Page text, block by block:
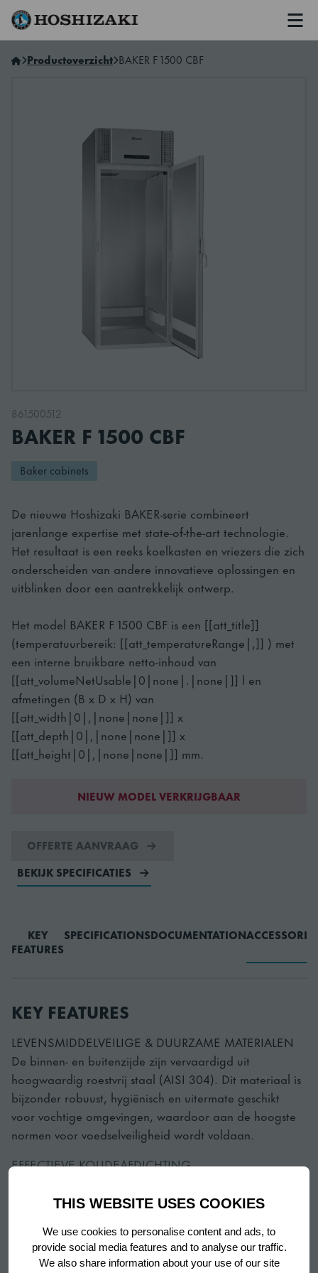
THIS WEBSITE USES COOKIES
We use cookies to personalise content and ads, to
provide social media features and to analyse our traffic.
We also share information about your use of our site
Hoshizaki Netherlands
Productoverzicht BAKER F 1500 CBF
861500512
BAKER F 1500 CBF
Baker cabinets
De nieuwe Hoshizaki BAKER-serie combineert
jarenlange expertise met state-of-the-art technologie.
Het resultaat is een reeks koelkasten en vriezers die zich
onderscheiden van andere innovatieve oplossingen en
uitblinken door een aantrekkelijk ontwerp.
Het model BAKER F 1500 CBF is een [[att_title]]
(temperatuurbereik: [[att_temperatureRange|,]] ) met
een interne bruikbare netto-inhoud van
[[att_volumeNetUsable|0|none|.|none|]] l en
afmetingen (B x D x H) van
[[att_width|0|,|none|none|]] x
[[att_depth|0|,|none|none|]] x
[[att_height|0|,|none|none|]] mm.
NIEUW MODEL VERKRIJGBAAR
OFFERTE AANVRAAG
BEKIJK SPECIFICATIES
KEY
FEATURES
SPECIFICATIONSDOCUMENTATION
KEY FEATURES
LEVENSMIDDELVEILIGE & DUURZAME MATERIALEN
De binnen- en buitenzijde zijn vervaardigd uit
hoogwaardig roestvrij staal (AISI 304). Dit materiaal is
bijzonder robuust, hygiënisch en uitermate geschikt
voor vochtige omgevingen, waardoor aan de hoogste
normen voor voedselveiligheid wordt voldaan.
EFFECTIEVE KOUDEAFDICHTING
een drievoudige isolatiezone zorgen voor een
dragen bij aan een stabiele temperatuurregeling.
LUCHTCIRCULATIESYSTEEM
Show more